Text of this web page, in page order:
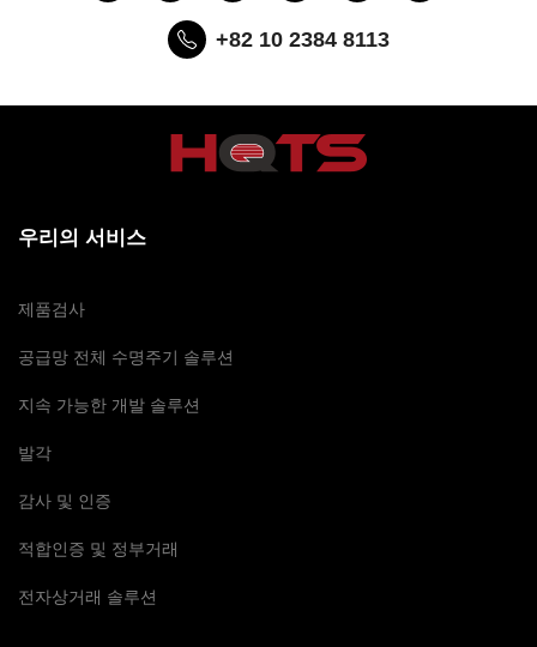
+82 10 2384 8113
우리의 서비스
제품검사
공급망 전체 수명주기 솔루션
지속 가능한 개발 솔루션
발각
감사 및 인증
적합인증 및 정부거래
전자상거래 솔루션